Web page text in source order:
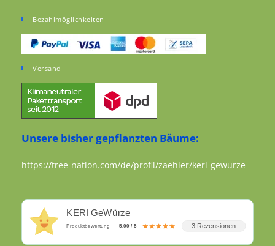
Bezahlmöglichkeiten
Versand
Unsere bisher gepflanzten Bäume:
https://tree-nation.com/de/profil/zaehler/keri-gewurze
KERI GeWürze
Produktbewertung 5.00 / 5 3 Rezensionen